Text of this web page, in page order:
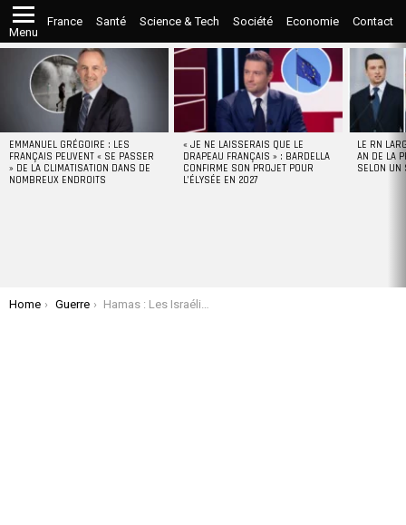
Menu
France Santé Science & Tech Société Economie Contact
STORIES
EMMANUEL GRÉGOIRE : LES
FRANÇAIS PEUVENT « SE PASSER
» DE LA CLIMATISATION DANS DE
NOMBREUX ENDROITS
« JE NE LAISSERAIS QUE LE
DRAPEAU FRANÇAIS » : BARDELLA
CONFIRME SON PROJET POUR
L’ÉLYSÉE EN 2027
LE RN
AN DE LA
SELON UN
You are here:
Home Guerre Hamas : Les Israéliens s’interrogent sur l’échec catastrophique du renseignement